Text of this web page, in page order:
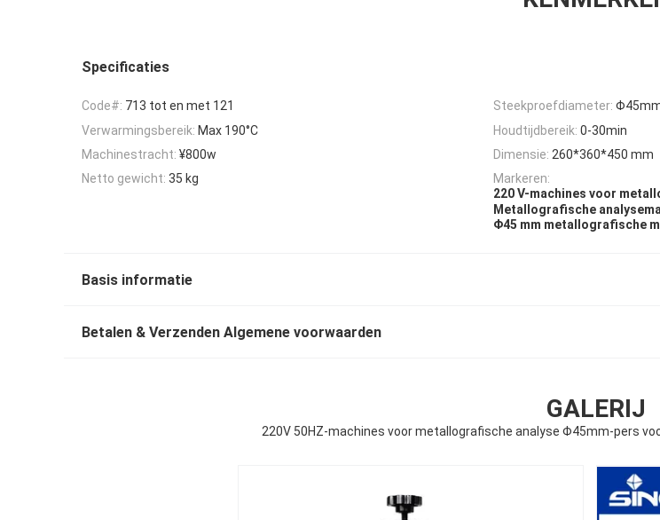
Specificaties
Code#: 713 tot en met 121 Steekproefdiameter:
Verwarmingsbereik: Max 190°C Houdtijdbereik: 0-30min
Machinestracht: ¥800w Dimensie: 260*360*450 mm
Netto gewicht: 35 kg
Markeren:
220 V-machines voor
Metallografische
Φ45 mm metallografische
Basis informatie
Betalen & Verzenden Algemene voorwaarden
GALERIJ
220V 50HZ-machines voor metallografische analyse Φ45mm-pers